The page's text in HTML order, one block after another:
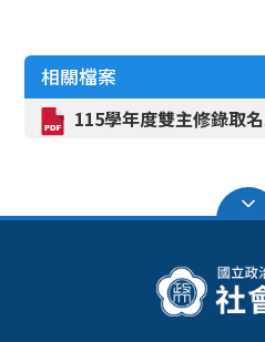
相關檔案
115學年度雙主修錄取